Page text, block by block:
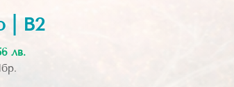
| B2
лв.